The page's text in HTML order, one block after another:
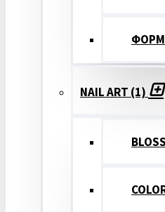
NAIL ART (1)